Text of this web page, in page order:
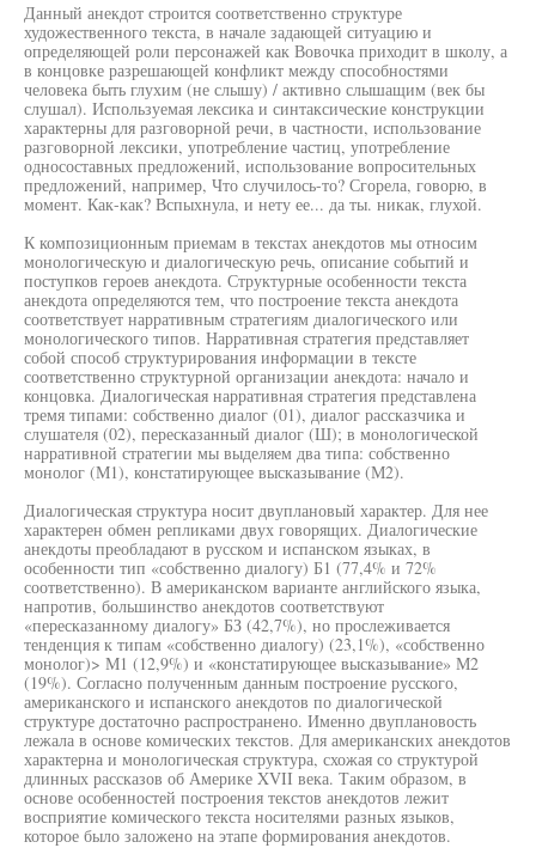
Данный анекдот строится соответственно структуре
художественного текста, в начале задающей ситуацию и
определяющей роли персонажей как Вовочка приходит в школу, а
в концовке разрешающей конфликт между способностями
человека быть глухим (не слышу) / активно слышащим (век бы
слушал). Используемая лексика и синтаксические конструкции
характерны для разговорной речи, в частности, использование
разговорной лексики, употребление частиц, употребление
односоставных предложений, использование вопросительных
предложений, например, Что случилось-то? Сгорела, говорю, в
момент. Как-как? Вспыхнула, и нету ее... да ты. никак, глухой.
К композиционным приемам в текстах анекдотов мы относим
монологическую и диалогическую речь, описание событий и
поступков героев анекдота. Структурные особенности текста
анекдота определяются тем, что построение текста анекдота
соответствует нарративным стратегиям диалогического или
монологического типов. Нарративная стратегия представляет
собой способ структурирования информации в тексте
соответственно структурной организации анекдота: начало и
концовка. Диалогическая нарративная стратегия представлена
тремя типами: собственно диалог (01), диалог рассказчика и
слушателя (02), пересказанный диалог (Ш); в монологической
нарративной стратегии мы выделяем два типа: собственно
монолог (М1), констатирующее высказывание (М2).
Диалогическая структура носит двуплановый характер. Для нее
характерен обмен репликами двух говорящих. Диалогические
анекдоты преобладают в русском и испанском языках, в
особенности тип «собственно диалогу) Б1 (77,4% и 72%
соответственно). В американском варианте английского языка,
напротив, большинство анекдотов соответствуют
«пересказанному диалогу» БЗ (42,7%), но прослеживается
тенденция к типам «собственно диалогу) (23,1%), «собственно
монолог)> М1 (12,9%) и «констатирующее высказывание» М2
(19%). Согласно полученным данным построение русского,
американского и испанского анекдотов по диалогической
структуре достаточно распространено. Именно двуплановость
лежала в основе комических текстов. Для американских анекдотов
характерна и монологическая структура, схожая со структурой
длинных рассказов об Америке XVII века. Таким образом, в
основе особенностей построения текстов анекдотов лежит
восприятие комического текста носителями разных языков,
которое было заложено на этапе формирования анекдотов.